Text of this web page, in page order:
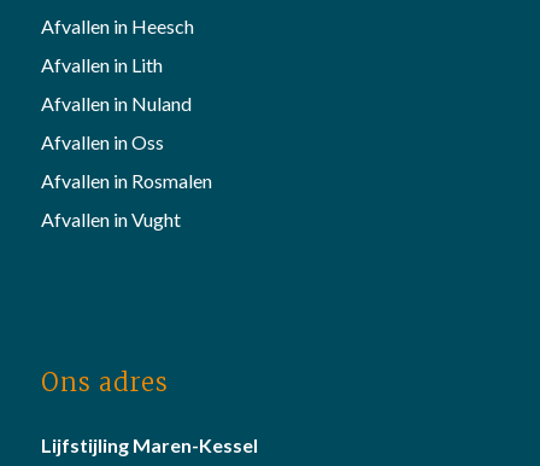
Afvallen in Heesch
Afvallen in Lith
Afvallen in Nuland
Afvallen in Oss
Afvallen in Rosmalen
Afvallen in Vught
Ons adres
Lijfstijling Maren-Kessel